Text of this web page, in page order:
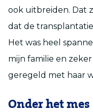
ook uitbreiden. Dat
dat de
Het was heel
mijn familie en
geregeld met haar
Onder het mes